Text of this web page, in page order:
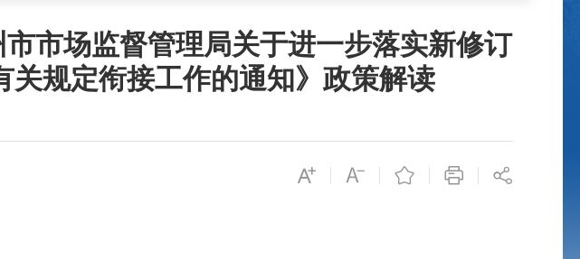
市场监督管理局关于进一步落实新修订
关规定衔接工作的通知》政策解读